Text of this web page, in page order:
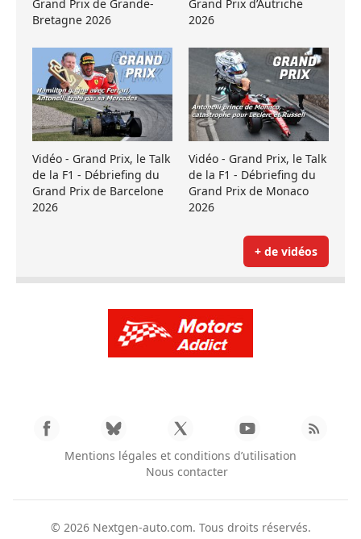
Grand Prix de Grande-
Bretagne 2026
Grand Prix d’Autriche
2026
Vidéo - Grand Prix, le Talk
de la F1 - Débriefing du
Grand Prix de Barcelone
2026
Vidéo - Grand Prix, le Talk
de la F1 - Débriefing du
Grand Prix de Monaco
2026
+ de vidéos
Mentions légales et conditions d’utilisation
Nous contacter
© 2026 Nextgen-auto.com. Tous droits réservés.